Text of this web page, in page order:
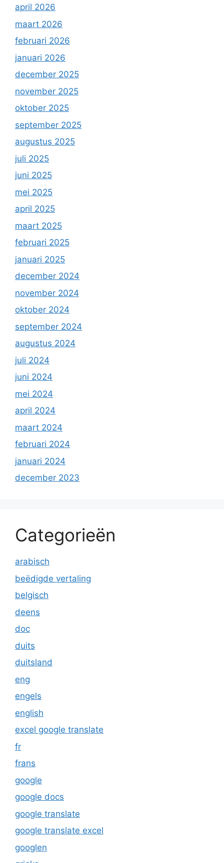
april 2026
maart 2026
februari 2026
januari 2026
december 2025
november 2025
oktober 2025
september 2025
augustus 2025
juli 2025
juni 2025
mei 2025
april 2025
maart 2025
februari 2025
januari 2025
december 2024
november 2024
oktober 2024
september 2024
augustus 2024
juli 2024
juni 2024
mei 2024
april 2024
maart 2024
februari 2024
januari 2024
december 2023
Categorieën
arabisch
beëdigde vertaling
belgisch
deens
doc
duits
duitsland
eng
engels
english
excel google translate
fr
frans
google
google docs
google translate
google translate excel
googlen